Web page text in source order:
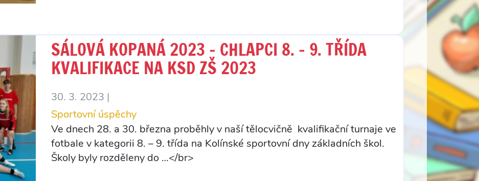
SÁLOVÁ KOPANÁ 2023 – CHLAPCI 8. – 9. TŘÍDA
KVALIFIKACE NA KSD ZŠ 2023
30. 3. 2023 |
Sportovní úspěchy
Ve dnech 28. a 30. března proběhly v naší tělocvičně kvalifikační turnaje ve
fotbale v kategorii 8. – 9. třída na Kolínské sportovní dny základních škol.
Školy byly rozděleny do …</br>